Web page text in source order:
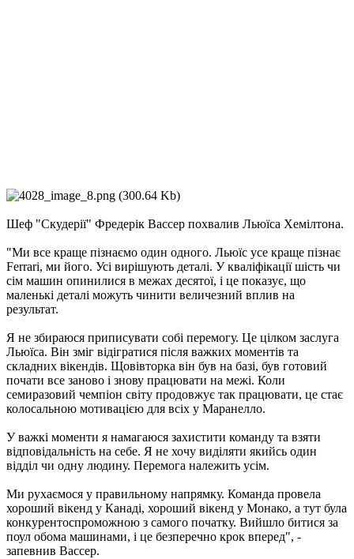
Шеф "Скудерії" Фредерік Вассер похвалив Льюїса Хемілтона.
"Ми все краще пізнаємо один одного. Льюїс усе краще пізнає
Ferrari, ми його. Усі вирішують деталі. У кваліфікації шість чи
сім машин опинилися в межах десятої, і це показує, що
маленькі деталі можуть чинити величезний вплив на
результат.
Я не збираюся приписувати собі перемогу. Це цілком заслуга
Льюїса. Він зміг відігратися після важких моментів та
складних вікендів. Щовівторка він був на базі, був готовий
почати все заново і знову працювати на межі. Коли
семиразовий чемпіон світу продовжує так працювати, це стає
колосальною мотивацією для всіх у Маранелло.
У важкі моменти я намагаюся захистити команду та взяти
відповідальність на себе. Я не хочу виділяти якийсь один
відділ чи одну людину. Перемога належить усім.
Ми рухаємося у правильному напрямку. Команда провела
хороший вікенд у Канаді, хороший вікенд у Монако, а тут була
конкурентоспроможною з самого початку. Вийшло битися за
поул обома машинами, і це безперечно крок вперед", -
запевнив Вассер.